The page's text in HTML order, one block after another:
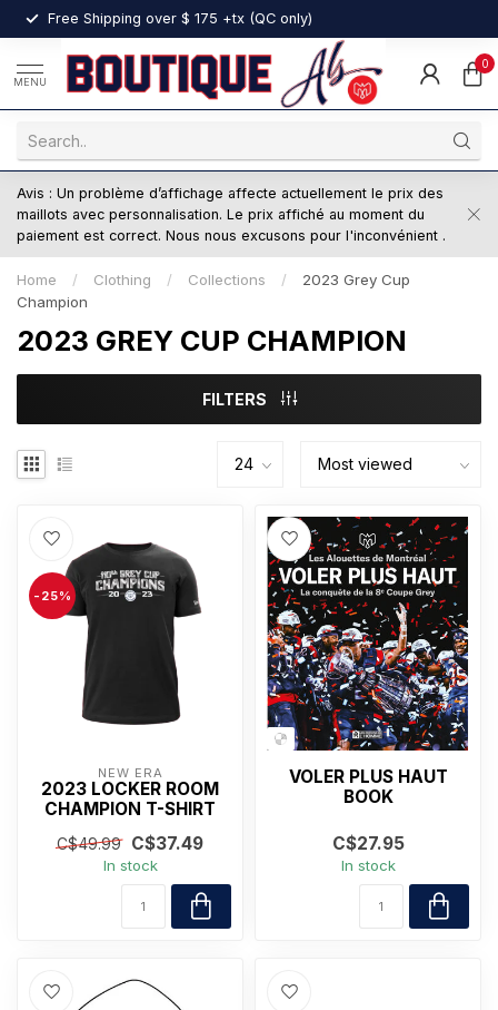
Free Shipping over $ 175 +tx (QC only)
MENU
0
Avis : Un problème d’affichage affecte actuellement le prix des
maillots avec personnalisation. Le prix affiché au moment du
paiement est correct. Nous nous excusons pour l'inconvénient .
Home / Clothing / Collections /
2023 Grey Cup
Champion
2023 GREY CUP CHAMPION
FILTERS
-25%
NEW ERA
2023 LOCKER ROOM
CHAMPION T-SHIRT
C$49.99 C$37.49
In stock
VOLER PLUS HAUT
BOOK
C$27.95
In stock